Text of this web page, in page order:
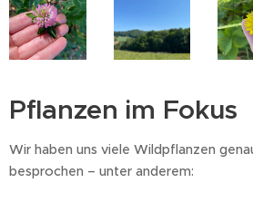
Pflanzen im Fokus
Wir haben uns viele Wildpflanzen
besprochen – unter anderem: